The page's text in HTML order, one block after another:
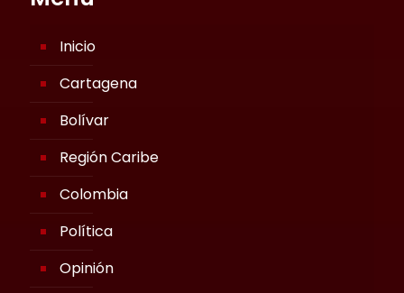
Inicio
Cartagena
Bolívar
Región Caribe
Colombia
Política
Opinión